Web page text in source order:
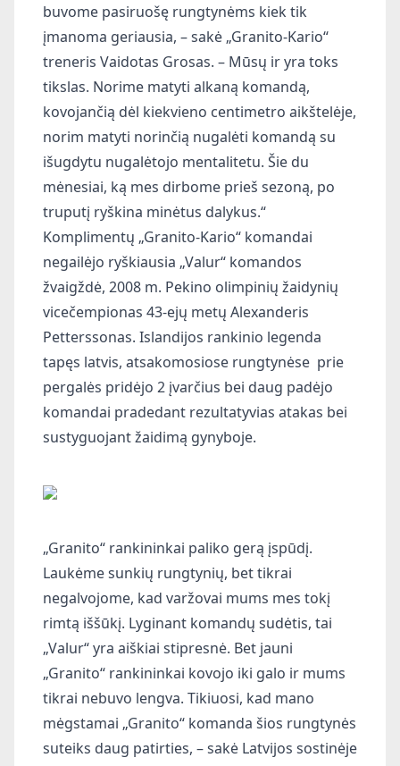
buvome pasiruošę rungtynėms kiek tik
įmanoma geriausia, – sakė „Granito-Kario“
treneris Vaidotas Grosas. – Mūsų ir yra toks
tikslas. Norime matyti alkaną komandą,
kovojančią dėl kiekvieno centimetro aikštelėje,
norim matyti norinčią nugalėti komandą su
išugdytu nugalėtojo mentalitetu. Šie du
mėnesiai, ką mes dirbome prieš sezoną, po
truputį ryškina minėtus dalykus.“
Komplimentų „Granito-Kario“ komandai
negailėjo ryškiausia „Valur“ komandos
žvaigždė, 2008 m. Pekino olimpinių žaidynių
vicečempionas 43-ejų metų Alexanderis
Petterssonas. Islandijos rankinio legenda
tapęs latvis, atsakomosiose rungtynėse prie
pergalės pridėjo 2 įvarčius bei daug padėjo
komandai pradedant rezultatyvias atakas bei
sustyguojant žaidimą gynyboje.
„Granito“ rankininkai paliko gerą įspūdį.
Laukėme sunkių rungtynių, bet tikrai
negalvojome, kad varžovai mums mes tokį
rimtą iššūkį. Lyginant komandų sudėtis, tai
„Valur“ yra aiškiai stipresnė. Bet jauni
„Granito“ rankininkai kovojo iki galo ir mums
tikrai nebuvo lengva. Tikiuosi, kad mano
mėgstamai „Granito“ komanda šios rungtynės
suteiks daug patirties, – sakė Latvijos sostinėje